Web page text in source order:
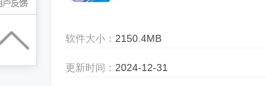
软件大小： 2150.4MB
更新时间： 2024-12-31